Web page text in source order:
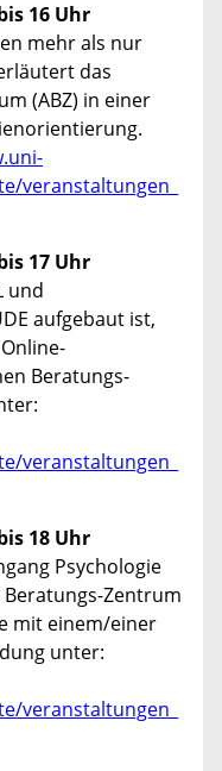
16 Uhr
mehr als nur
das
(ABZ) in einer
veranstaltungen_
17 Uhr
und
aufgebaut ist,
Beratungs-
veranstaltungen_
18 Uhr
Psychologie
Beratungs-Zentrum
mit einem/einer
unter:
veranstaltungen_